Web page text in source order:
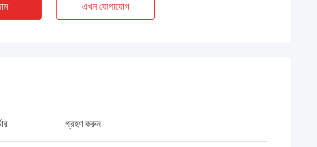
এখন যোগাযোগ
গ্রহণ করুন